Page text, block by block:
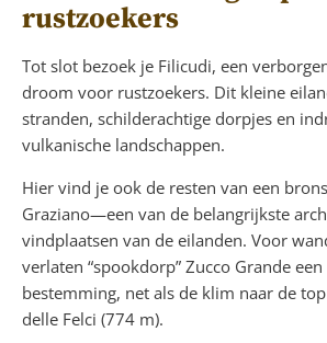
rustzoekers
Tot slot bezoek je Filicudi, een
droom voor rustzoekers. Dit kleine
stranden, schilderachtige dorpjes en
vulkanische landschappen.
Hier vind je ook de resten van een
Graziano—een van de belangrijkste
vindplaatsen van de eilanden. Voor
verlaten “spookdorp” Zucco Grande
bestemming, net als de klim naar de
delle Felci (774 m).